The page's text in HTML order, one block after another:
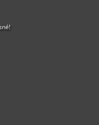
z 5 hvězdiček.
z 5 hvězdiček.